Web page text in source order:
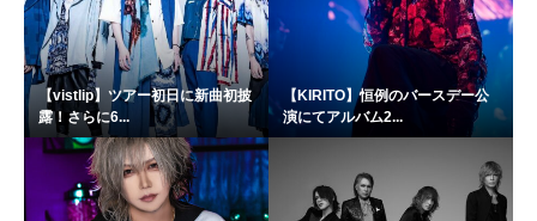
【vistlip】ツアー初日に新曲初披
露！さらに6...
【KIRITO】恒例のバースデー公
演にてアルバム2...